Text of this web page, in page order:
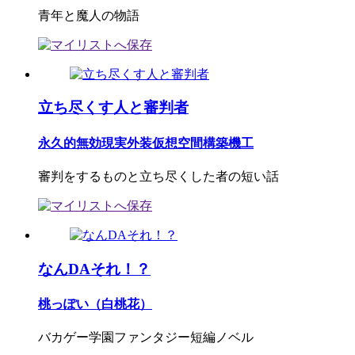
青年と魔人の物語
立ち尽くす人と審判者
永久的無効現実外装仮想空間構築機工
審判をするものと立ち尽くした者の短い話
なんDAそれ！？
桃っぽい（白桃花）
バカゲー学園ファンタジー短編ノベル